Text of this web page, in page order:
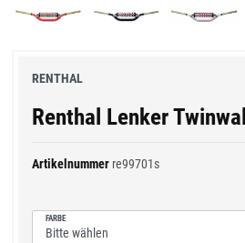
RENTHAL
Renthal Lenker
Artikelnummer re99701s
FARBE